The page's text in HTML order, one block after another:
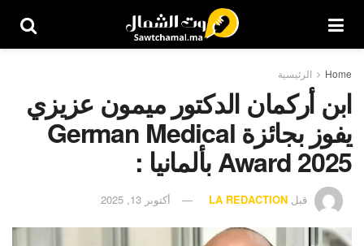
Home الرئيسية
ابن أركمان الدكتور ميمون عزيزي
يفوز بجائزة German Medical
Award 2025 بألمانيا :
قبل LA REDACTION أكتوبر 13, 2025